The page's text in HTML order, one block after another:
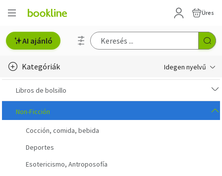
Üres
AI ajánló
Kategóriák Idegen nyelvű
e-Könyv, audio
e-könyv-olvasók
English books
Deutsche Bücher
Libros de bolsillo
Non-Ficción
Cocción, comida, bebida
Deportes
Esotericismo, Antroposofía